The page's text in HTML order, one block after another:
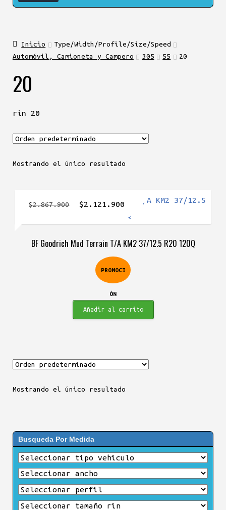
Inicio
Type/Width/Profile/Size/Speed
Automóvil, Camioneta y Campero
305 55 20
20
rin 20
Mostrando el único resultado
BF Goodrich Mud Terrain T/A KM2 37/12.5 R20 120Q
PROMOCI
ÓN
$2.867.900
El
era:
$2.867.900.
$2.121.900
precio
es:
$2.121.900.
Añadir al carrito
Mostrando el único resultado
Busqueda Por Medida